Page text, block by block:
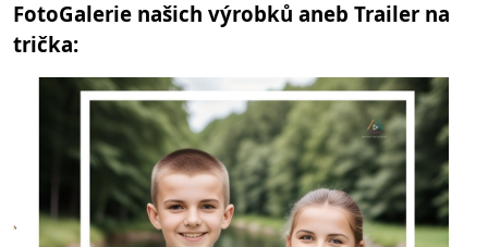
FotoGalerie našich výrobků aneb Trailer na
trička: